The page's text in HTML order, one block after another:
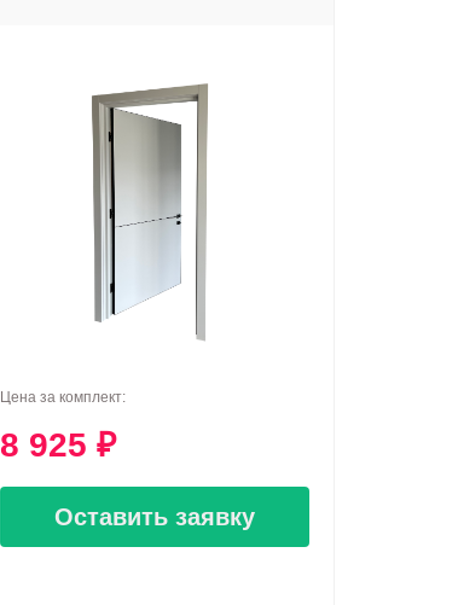
Цена за комплект:
8 925 ₽
Оставить заявку